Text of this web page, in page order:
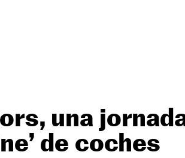
una
de coches